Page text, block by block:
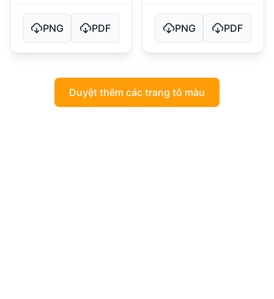
PNG PDF PNG PDF
Duyệt thêm các trang tô màu